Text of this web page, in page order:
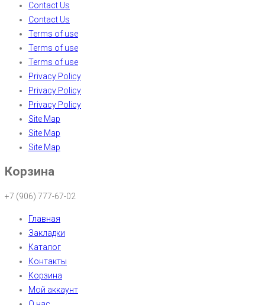
Contact Us
Contact Us
Terms of use
Terms of use
Terms of use
Privacy Policy
Privacy Policy
Privacy Policy
Site Map
Site Map
Site Map
Корзина
+7 (906) 777-67-02
Главная
Закладки
Каталог
Контакты
Корзина
Мой аккаунт